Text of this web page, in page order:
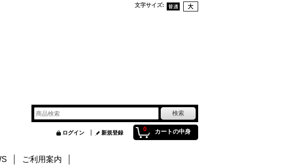
文字サイズ:
0 カートの中身
ログイン 新規登録
ご利用案内